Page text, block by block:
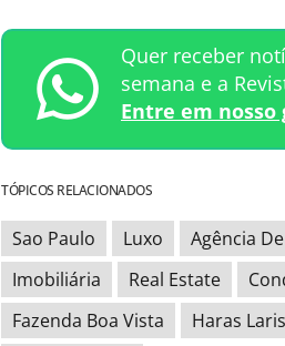
Quer receber
semana e a
Entre em nosso
TÓPICOS RELACIONADOS
Sao Paulo Luxo Agência
Imobiliária
Real Estate
Fazenda Boa Vista
Haras